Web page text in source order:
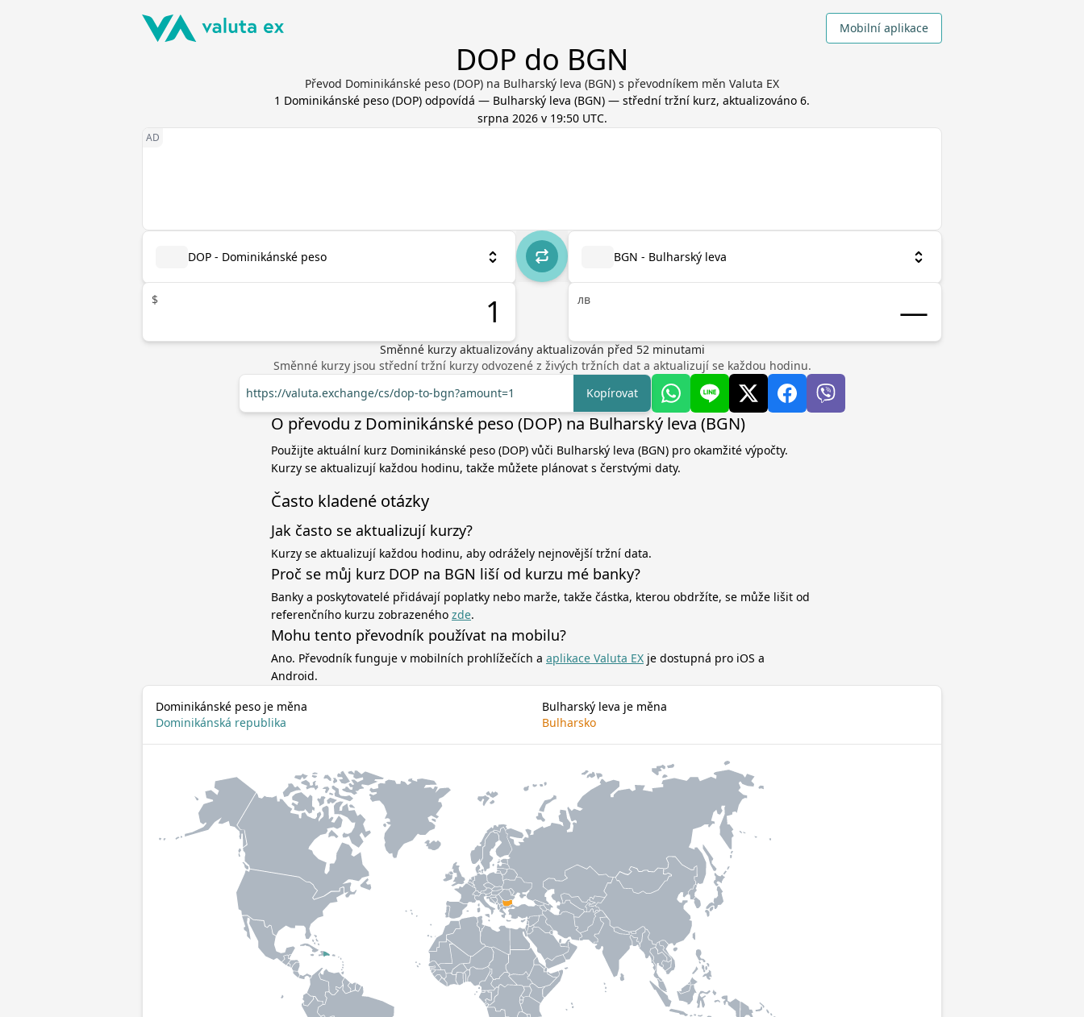
Mobilní aplikace
DOP do BGN
Převod Dominikánské peso (DOP) na Bulharský leva (BGN) s převodníkem měn Valuta EX
1 Dominikánské peso (DOP) odpovídá — Bulharský leva (BGN) — střední tržní kurz, aktualizováno 6.
srpna 2026 v 19:50 UTC.
DOP - Dominikánské peso
$
BGN - Bulharský leva
лв
Směnné kurzy aktualizovány aktualizován před 52minutami
Směnné kurzy jsou střední tržní kurzy odvozené z živých tržních dat a aktualizují se každou hodinu.
https://valuta.exchange/cs/dop-to-bgn?amount=1
Kopírovat
O převodu z Dominikánské peso (DOP) na Bulharský leva (BGN)
Použijte aktuální kurz Dominikánské peso (DOP) vůči Bulharský leva (BGN) pro okamžité výpočty.
Kurzy se aktualizují každou hodinu, takže můžete plánovat s čerstvými daty.
Často kladené otázky
Jak často se aktualizují kurzy?
Kurzy se aktualizují každou hodinu, aby odrážely nejnovější tržní data.
Proč se můj kurz DOP na BGN liší od kurzu mé banky?
Banky a poskytovatelé přidávají poplatky nebo marže, takže částka, kterou obdržíte, se může lišit od
referenčního kurzu zobrazeného zde.
Mohu tento převodník používat na mobilu?
Ano. Převodník funguje v mobilních prohlížečích a aplikace Valuta EX je dostupná pro iOS a
Android.
Dominikánské peso je měna
Dominikánská republika
Bulharský leva je měna
Bulharsko